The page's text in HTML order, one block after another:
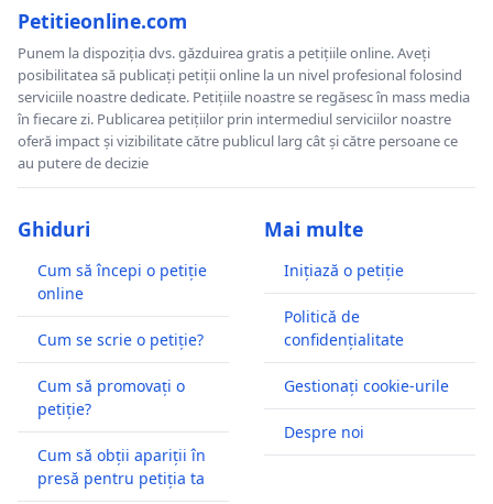
Petitieonline.com
Punem la dispoziția dvs. găzduirea gratis a petițiile online. Aveți
posibilitatea să publicați petiții online la un nivel profesional folosind
serviciile noastre dedicate. Petițiile noastre se regăsesc în mass media
în fiecare zi. Publicarea petițiilor prin intermediul serviciilor noastre
oferă impact și vizibilitate către publicul larg cât și către persoane ce
au putere de decizie
Ghiduri
Cum să începi o petiție
online
Cum se scrie o petiție?
Cum să promovați o
petiție?
Cum să obții apariții în
presă pentru petiția ta
Mai multe
Inițiază o petiție
Politică de
confidențialitate
Gestionați cookie-urile
Despre noi